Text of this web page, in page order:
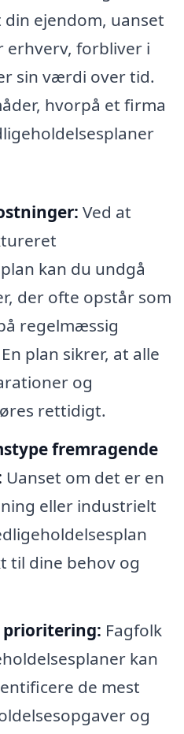
ejendom, uanset
erhverv, forbliver i
sin værdi over tid.
hvorpå et firma
Ved at
kan du undgå
der ofte opstår som
regelmæssig
plan sikrer, at alle
og
rettidigt.
fremragende
Uanset om det er en
eller industrielt
til dine behov og
Fagfolk
kan
de mest
og